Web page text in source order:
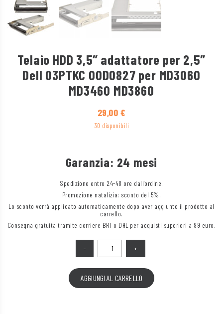
Telaio HDD 3,5″ adattatore per 2,5″
Dell 03PTKC 00D0827 per MD3060
MD3460 MD3860
29,00 €
30 disponibili
Garanzia: 24 mesi
Spedizione entro 24-48 ore dall'ordine.
Promozione natalizia: sconto del 5%.
Lo sconto verrà applicato automaticamente dopo aver aggiunto il prodotto al
carrello.
Consegna gratuita tramite corriere BRT o DHL per acquisti superiori a 99 euro.
AGGIUNGI AL CARRELLO